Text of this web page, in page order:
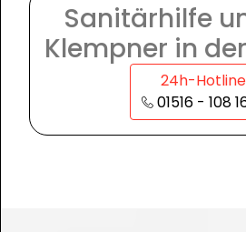
Sanitärhilfe
Klempner in
24h-Hotline
01516 - 108